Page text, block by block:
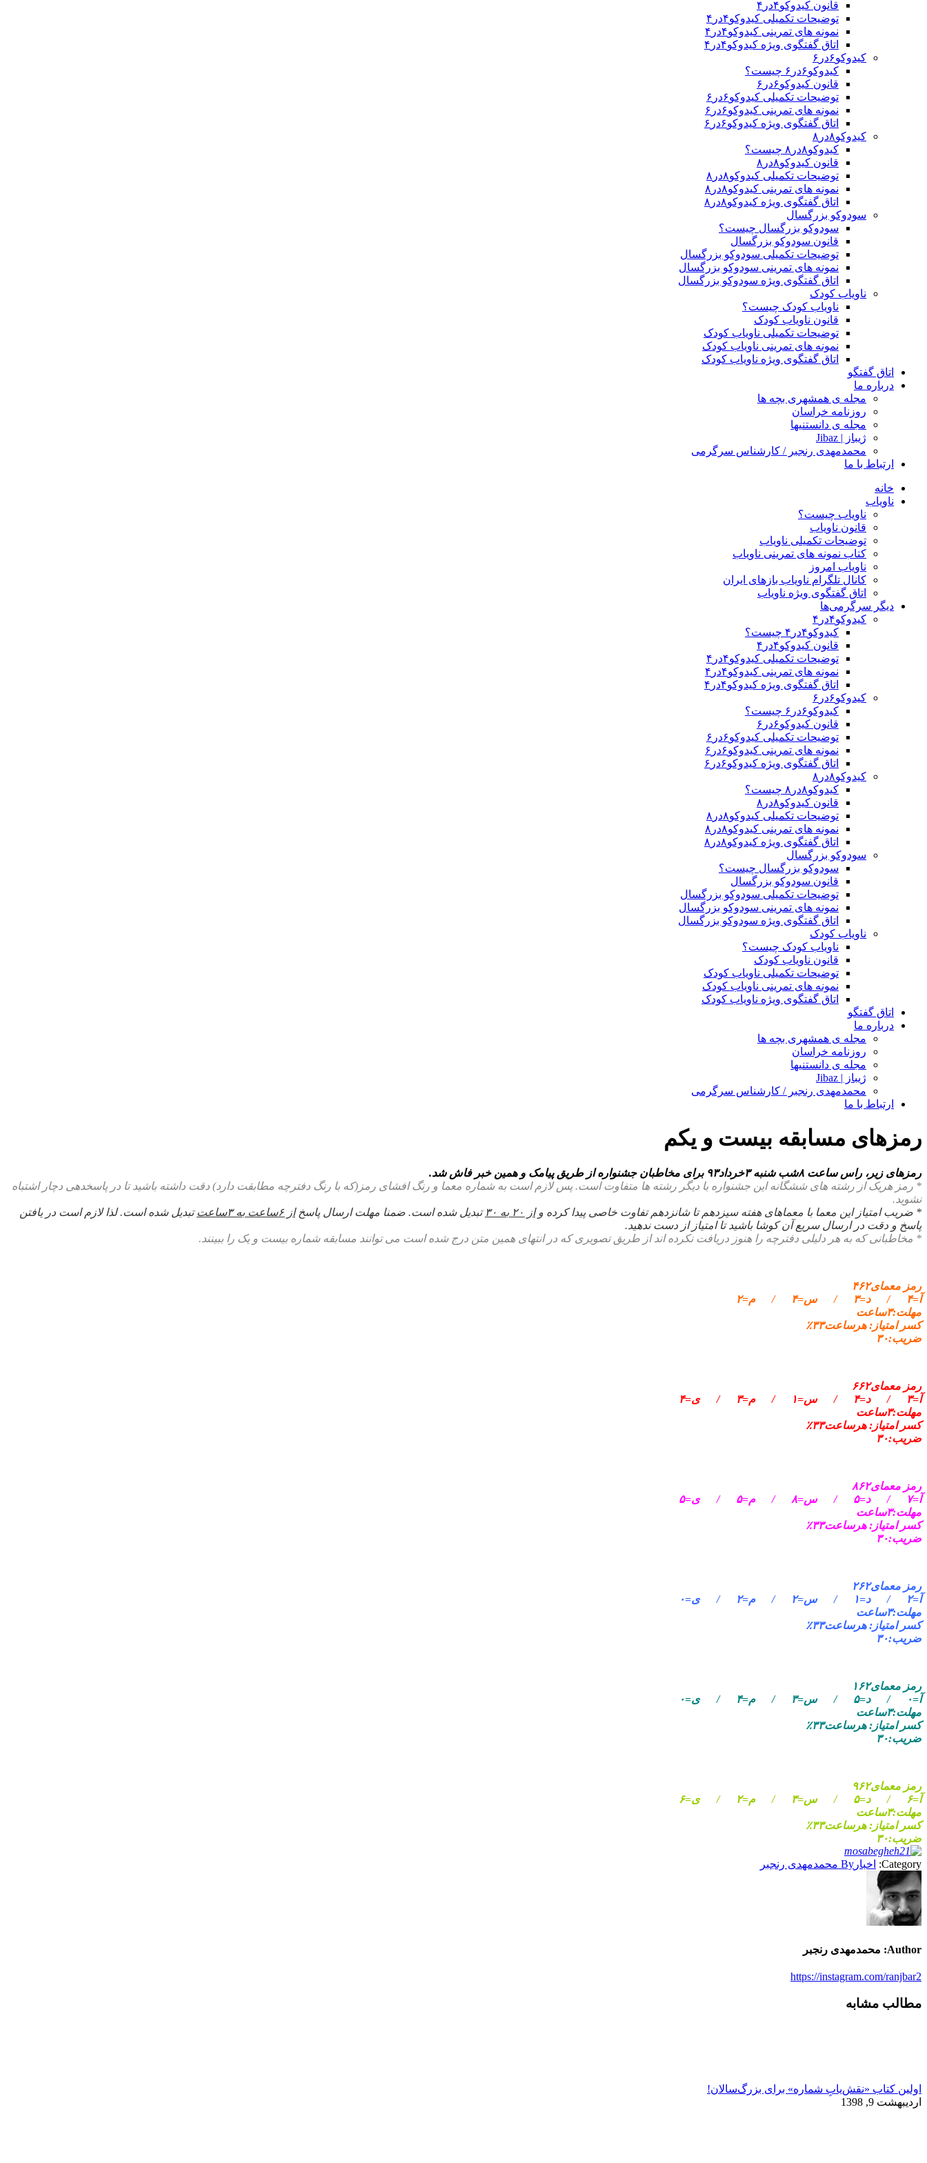
قانون کیدوکو۴در۴
توضیحات تکمیلی کیدوکو۴در۴
نمونه های تمرینی کیدوکو۴در۴
اتاق گفتگوی ویژه کیدوکو۴در۴
کیدوکو۶در۶
کیدوکو۶در۶ چیست؟
قانون کیدوکو۶در۶
توضیحات تکمیلی کیدوکو۶در۶
نمونه های تمرینی کیدوکو۶در۶
اتاق گفتگوی ویژه کیدوکو۶در۶
کیدوکو۸در۸
کیدوکو۸در۸ چیست؟
قانون کیدوکو۸در۸
توضیحات تکمیلی کیدوکو۸در۸
نمونه های تمرینی کیدوکو۸در۸
اتاق گفتگوی ویژه کیدوکو۸در۸
سودوکو بزرگسال
سودوکو بزرگسال چیست؟
قانون سودوکو بزرگسال
توضیحات تکمیلی سودوکو بزرگسال
نمونه های تمرینی سودوکو بزرگسال
اتاق گفتگوی ویژه سودوکو بزرگسال
ناویاب کودک
ناویاب کودک چیست؟
قانون ناویاب کودک
توضیحات تکمیلی ناویاب کودک
نمونه های تمرینی ناویاب کودک
اتاق گفتگوی ویژه ناویاب کودک
اتاق گفتگو
درباره ما
مجله ی همشهری بچه ها
روزنامه خراسان
مجله ی دانستنیها
ژیباز | Jibaz
محمدمهدی رنجبر / کارشناس سرگرمی
ارتباط با ما
خانه
ناویاب
ناویاب چیست؟
قانون ناویاب
توضیحات تکمیلی ناویاب
کتاب نمونه های تمرینی ناویاب
ناویاب امروز
کانال تلگرام ناویاب بازهای ایران
اتاق گفتگوی ویژه ناویاب
دیگر سرگرمی‌ها
کیدوکو۴در۴
کیدوکو۴در۴ چیست؟
قانون کیدوکو۴در۴
توضیحات تکمیلی کیدوکو۴در۴
نمونه های تمرینی کیدوکو۴در۴
اتاق گفتگوی ویژه کیدوکو۴در۴
کیدوکو۶در۶
کیدوکو۶در۶ چیست؟
قانون کیدوکو۶در۶
توضیحات تکمیلی کیدوکو۶در۶
نمونه های تمرینی کیدوکو۶در۶
اتاق گفتگوی ویژه کیدوکو۶در۶
کیدوکو۸در۸
کیدوکو۸در۸ چیست؟
قانون کیدوکو۸در۸
توضیحات تکمیلی کیدوکو۸در۸
نمونه های تمرینی کیدوکو۸در۸
اتاق گفتگوی ویژه کیدوکو۸در۸
سودوکو بزرگسال
سودوکو بزرگسال چیست؟
قانون سودوکو بزرگسال
توضیحات تکمیلی سودوکو بزرگسال
نمونه های تمرینی سودوکو بزرگسال
اتاق گفتگوی ویژه سودوکو بزرگسال
ناویاب کودک
ناویاب کودک چیست؟
قانون ناویاب کودک
توضیحات تکمیلی ناویاب کودک
نمونه های تمرینی ناویاب کودک
اتاق گفتگوی ویژه ناویاب کودک
اتاق گفتگو
درباره ما
مجله ی همشهری بچه ها
روزنامه خراسان
مجله ی دانستنیها
ژیباز | Jibaz
محمدمهدی رنجبر / کارشناس سرگرمی
ارتباط با ما
رمزهای مسابقه بیست و یکم
رمزهای زیر، راس ساعت ۸شب شنبه ۳خرداد۹۳ برای مخاطبان جشنواره از طریق پیامک و همین خبر فاش شد.
* رمز هریک از رشته های ششگانه این جشنواره با دیگر رشته ها متفاوت است. پس لازم است به شماره معما و رنگ افشای رمز(که با رنگ دفترچه مطابقت دارد) دقت داشته باشید تا در پاسخدهی دچار اشتباه
نشوید.
* ضریب امتیاز این معما با معماهای هفته سیزدهم تا شانزدهم تفاوت خاصی پیدا کرده واز ۲۰ به ۳۰ تبدیل شده است. ضمنا مهلت ارسال پاسخاز ۶ساعت به ۳ساعت
تبدیل شده است. لذا لازم است در یافتن
پاسخ و دقت در ارسال سریع آن کوشا باشید تا امتیاز از دست ندهید.
* مخاطبانی که به هر دلیلی دفترچه را هنوز دریافت نکرده اند از طریق تصویری که در انتهای همین متن درج شده است می توانند مسابقه شماره بیست و یک را ببینند.
رمز معمای۴۶۲
آ=۴ / د=۳ / س=۴ / م=۲
مهلت:۳ساعت
کسر امتیاز: هرساعت۳۳٪
ضریب:۳۰
رمز معمای۶۶۲
آ=۳ / د=۴ / س=۱ / م=۳ / ی=۴
مهلت:۳ساعت
کسر امتیاز: هرساعت۳۳٪
ضریب:۳۰
رمز معمای۸۶۲
آ=۷ / د=۵ / س=۸ / م=۵ / ی=۵
مهلت:۳ساعت
کسر امتیاز: هرساعت۳۳٪
ضریب:۳۰
رمز معمای۲۶۲
آ=۲ / د=۱ / س=۲ / م=۲ / ی=۰
مهلت:۳ساعت
کسر امتیاز: هرساعت۳۳٪
ضریب:۳۰
رمز معمای۱۶۲
آ=۰ / د=۵ / س=۳ / م=۴ / ی=۰
مهلت:۳ساعت
کسر امتیاز: هرساعت۳۳٪
ضریب:۳۰
رمز معمای۹۶۲
آ=۶ / د=۵ / س=۳ / م=۲ / ی=۶
مهلت:۳ساعت
کسر امتیاز: هرساعت۳۳٪
ضریب:۳۰
Category: اخبار By محمدمهدی رنجبر
Author: محمدمهدی رنجبر
https://instagram.com/ranjbar2
مطالب مشابه
اولین کتاب «نقش‌یابِ شماره» برای بزرگ‌سالان!
اردیبهشت 9, 1398